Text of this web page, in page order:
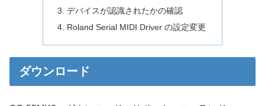
デバイスが認識されたかの確認
Roland Serial MIDI Driver の設定変更
ダウンロード